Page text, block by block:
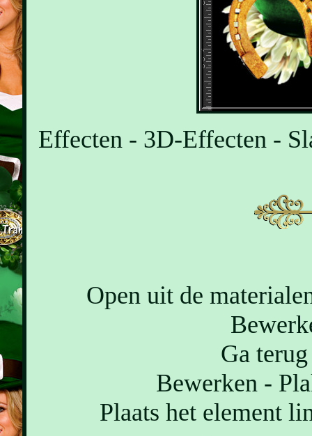
Effecten - 3D-Effecten -
Open uit de
Ga
Bewerken -
Plaats het element